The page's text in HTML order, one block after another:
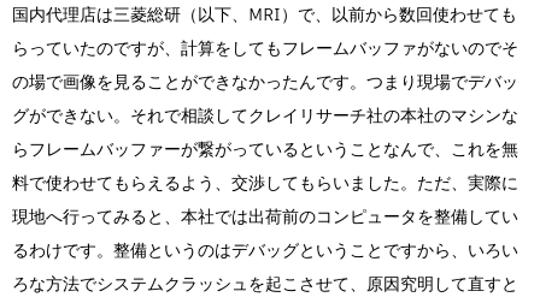
国内代理店は三菱総研（以下、MRI）で、以前から数回使わせても
らっていたのですが、計算をしてもフレームバッファがないのでそ
の場で画像を見ることができなかったんです。つまり現場でデバッ
グができない。それで相談してクレイリサーチ社の本社のマシンな
らフレームバッファーが繋がっているということなんで、これを無
料で使わせてもらえるよう、交渉してもらいました。ただ、実際に
現地へ行ってみると、本社では出荷前のコンピュータを整備してい
るわけです。整備というのはデバッグということですから、いろい
ろな方法でシステムクラッシュを起こさせて、原因究明して直すと